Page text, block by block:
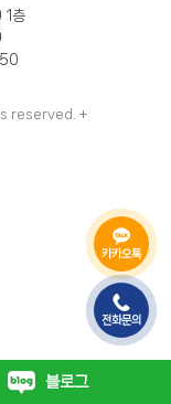
1층
reserved. +
카카오톡
전화문의
블로그